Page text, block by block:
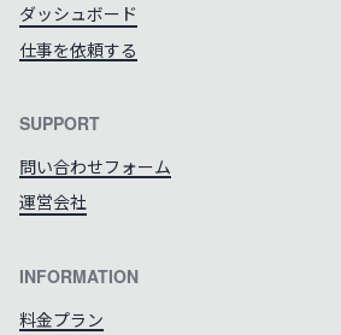
ダッシュボード
仕事を依頼する
SUPPORT
問い合わせフォーム
運営会社
INFORMATION
料金プラン